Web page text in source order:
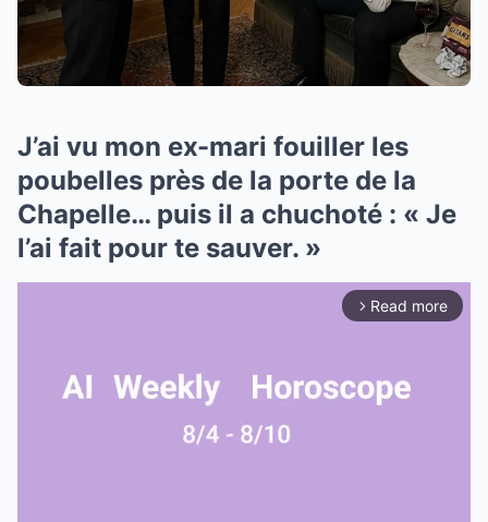
J’ai vu mon ex-mari fouiller les
poubelles près de la porte de la
Chapelle… puis il a chuchoté : « Je
l’ai fait pour te sauver. »
arrow_forward_ios Read more